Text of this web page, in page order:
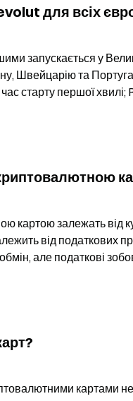
для всіх
запускається у
Швейцарію та
старту першої хвилі;
картою залежать від
від податкових
але податкові
картами